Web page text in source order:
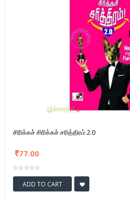
சிரிக்கச் சிரிக்கச் சரித்திரம் 2.0
77.00
ADD TO CART